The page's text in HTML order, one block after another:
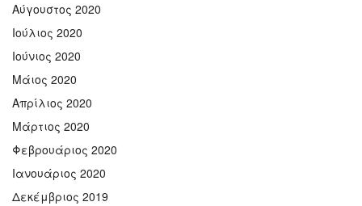
Αύγουστος 2020
Ιούλιος 2020
Ιούνιος 2020
Μάιος 2020
Απρίλιος 2020
Μάρτιος 2020
Φεβρουάριος 2020
Ιανουάριος 2020
Δεκέμβριος 2019